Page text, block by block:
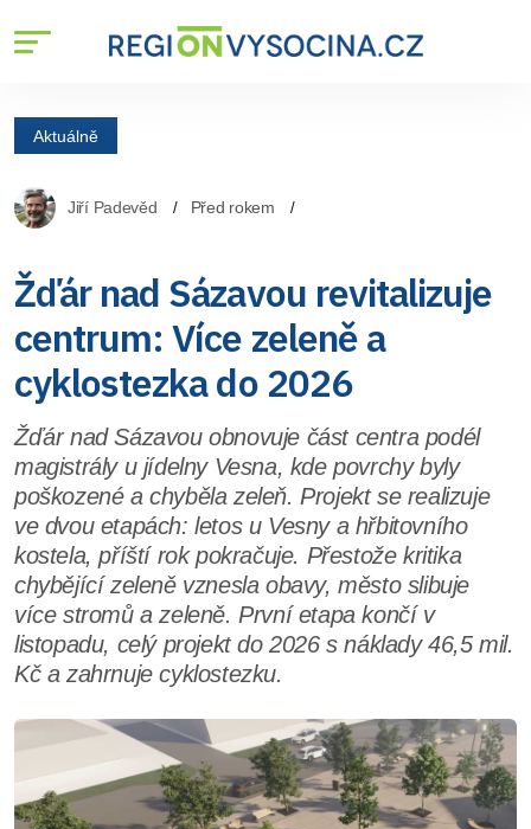
Aktuálně
Jiří Padevěd Před rokem
Žďár nad Sázavou revitalizuje
centrum: Více zeleně a
cyklostezka do 2026
Žďár nad Sázavou obnovuje část centra podél
magistrály u jídelny Vesna, kde povrchy byly
poškozené a chyběla zeleň. Projekt se realizuje
ve dvou etapách: letos u Vesny a hřbitovního
kostela, příští rok pokračuje. Přestože kritika
chybějící zeleně vznesla obavy, město slibuje
více stromů a zeleně. První etapa končí v
listopadu, celý projekt do 2026 s náklady 46,5 mil.
Kč a zahrnuje cyklostezku.